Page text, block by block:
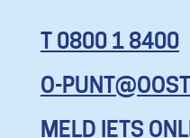
KOM HIER
MET AL JE
T 0800 1 8400
O-
MELD IETS